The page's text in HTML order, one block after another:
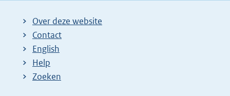
Over deze website
Contact
English
Help
Zoeken